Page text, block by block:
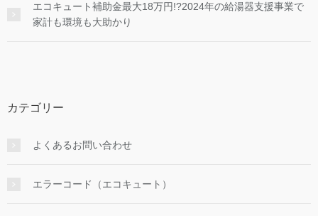
エコキュート補助金最大18万円!?2024年の給湯器支援事業で
家計も環境も大助かり
カテゴリー
よくあるお問い合わせ
エラーコード（エコキュート）